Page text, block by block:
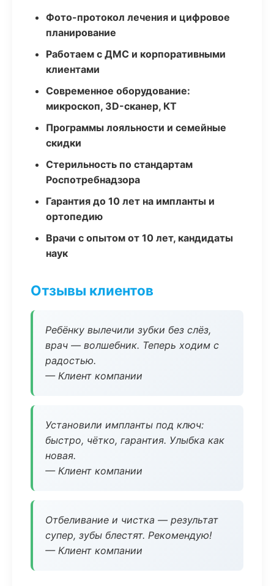
Фото-протокол лечения и цифровое
планирование
Работаем с ДМС и корпоративными
клиентами
Современное оборудование:
микроскоп, 3D-сканер, КТ
Программы лояльности и семейные
скидки
Стерильность по стандартам
Роспотребнадзора
Гарантия до 10 лет на импланты и
ортопедию
Врачи с опытом от 10 лет, кандидаты
наук
Отзывы клиентов
Ребёнку вылечили зубки без слёз,
врач — волшебник. Теперь ходим с
радостью.
— Клиент компании
Установили импланты под ключ:
быстро, чётко, гарантия. Улыбка как
новая.
— Клиент компании
Отбеливание и чистка — результат
супер, зубы блестят. Рекомендую!
— Клиент компании